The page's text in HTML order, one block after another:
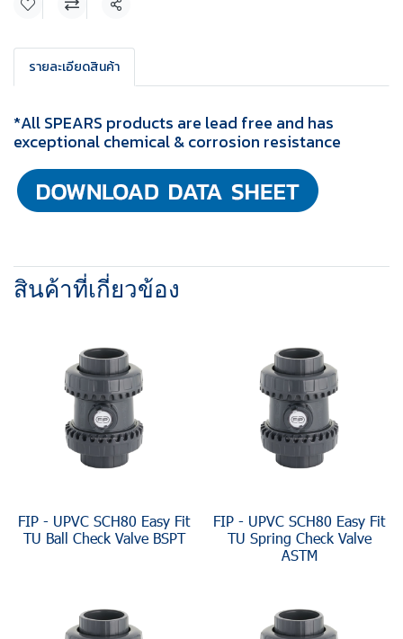
แชร์
รายละเอียดสินค้า
*All SPEARS products are lead free and has
exceptional chemical & corrosion resistance
สินค้าที่เกี่ยวข้อง
FIP - UPVC SCH80 Easy Fit
TU Ball Check Valve BSPT
FIP - UPVC SCH80 Easy Fit
TU Spring Check Valve
ASTM